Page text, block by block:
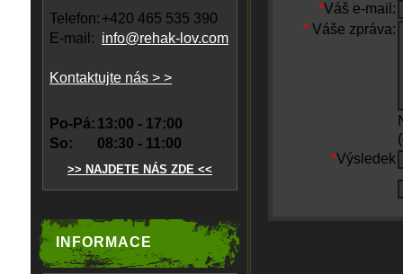
Telefon: +420 465 535 390
E-mail: info@rehak-lov.com
Kontaktujte nás > >
Po-Pá: 13:00 - 17:00
So:
08:30 - 11:00
>> NAJDETE NÁS ZDE <<
INFORMACE
*Váš e-mail:
* Váše zpráva:
*Výsledek